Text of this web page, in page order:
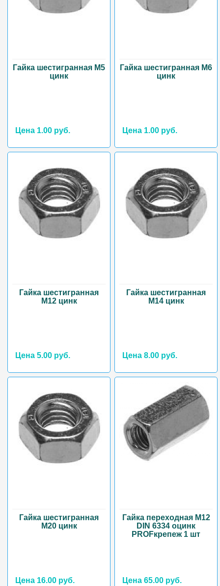
Гайка шестигранная М5
цинк
Цена 1.00 руб.
Гайка шестигранная М6
цинк
Цена 1.00 руб.
Гайка шестигранная
М12 цинк
Цена 5.00 руб.
Гайка шестигранная
М14 цинк
Цена 8.00 руб.
Гайка шестигранная
М20 цинк
Цена 16.00 руб.
Гайка переходная М12
DIN 6334 оцинк
PROFкрепеж 1 шт
Цена 65.00 руб.